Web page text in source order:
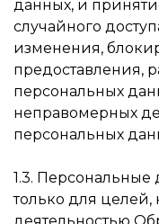
данных, и
случайного
изменения,
предоставления,
персональных
неправомерных
персональных
1.3. Персональные
только для целей,